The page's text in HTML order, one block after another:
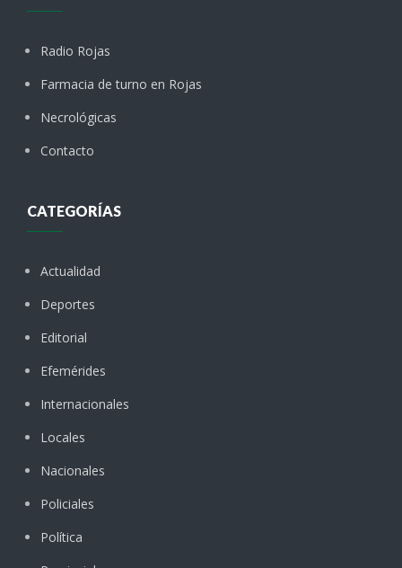
Radio Rojas
Farmacia de turno en Rojas
Necrológicas
Contacto
CATEGORÍAS
Actualidad
Deportes
Editorial
Efemérides
Internacionales
Locales
Nacionales
Policiales
Política